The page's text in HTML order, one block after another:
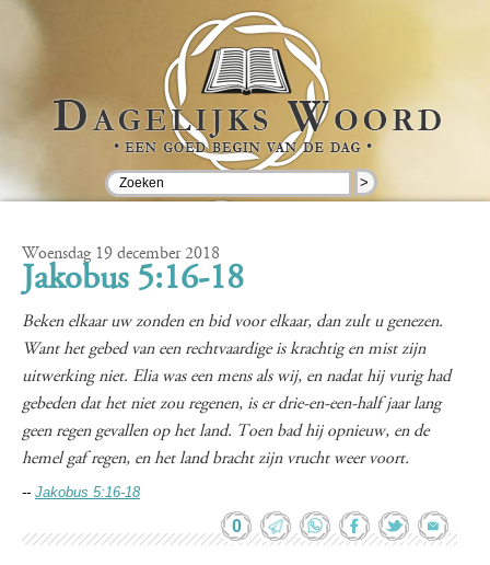
>
Woensdag 19 december 2018
Jakobus 5:16-18
Beken elkaar uw zonden en bid voor elkaar, dan zult u genezen.
Want het gebed van een rechtvaardige is krachtig en mist zijn
uitwerking niet. Elia was een mens als wij, en nadat hij vurig had
gebeden dat het niet zou regenen, is er drie-en-een-half jaar lang
geen regen gevallen op het land. Toen bad hij opnieuw, en de
hemel gaf regen, en het land bracht zijn vrucht weer voort.
-- Jakobus 5:16-18
0